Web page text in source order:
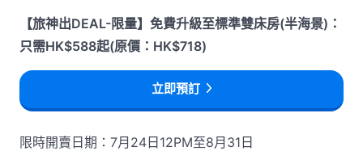
【旅神出DEAL-限量】免費升級至標準雙床房(半海景)：
只需HK$588起(原價：HK$718)
立即預訂
限時開賣日期：7月24日12PM至8月31日